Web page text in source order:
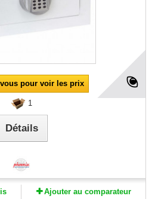
pour voir les prix
1
Détails
Ajouter au comparateur